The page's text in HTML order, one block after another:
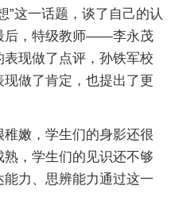
”这一话题，谈了自己的认
后，特级教师——李永茂
现做了点评，孙铁军校
做了肯定，也提出了更
嫩，学生们的身影还很
，学生们的见识还不够
力、思辨能力通过这一